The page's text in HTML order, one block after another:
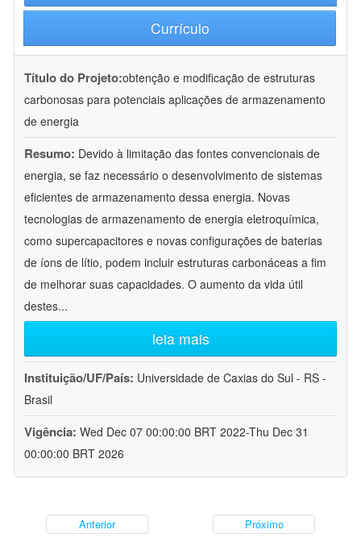
Currículo
Título do Projeto:obtenção e modificação de estruturas
carbonosas para potenciais aplicações de armazenamento
de energia
Resumo: Devido à limitação das fontes convencionais de
energia, se faz necessário o desenvolvimento de sistemas
eficientes de armazenamento dessa energia. Novas
tecnologias de armazenamento de energia eletroquímica,
como supercapacitores e novas configurações de baterias
de íons de lítio, podem incluir estruturas carbonáceas a fim
de melhorar suas capacidades. O aumento da vida útil
destes...
leia mais
Instituição/UF/País: Universidade de Caxias do Sul - RS -
Brasil
Vigência: Wed Dec 07 00:00:00 BRT 2022-Thu Dec 31
00:00:00 BRT 2026
Anterior Próximo